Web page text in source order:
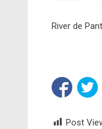
River de
Post